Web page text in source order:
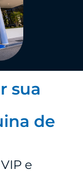
sua
de
e